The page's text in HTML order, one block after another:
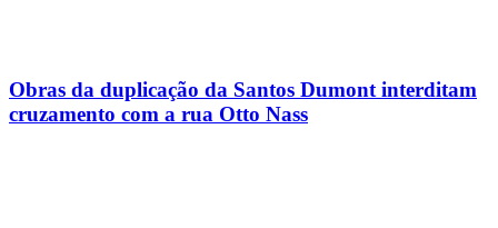
Obras da duplicação da Santos Dumont interditam
cruzamento com a rua Otto Nass